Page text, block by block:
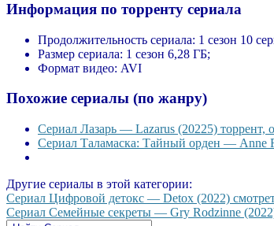
Информация по торренту сериала
Продолжительность сериала: 1 сезон 10
Размер сериала: 1 сезон 6,28 ГБ;
Формат видео: AVI
Похожие сериалы (по жанру)
Сериал Лазарь — Lazarus (20225) торрент,
Сериал Таламаска: Тайный орден — Anne
Другие сериалы в этой категории:
Сериал Цифровой детокс — Detox (2022)
Сериал Семейные секреты — Gry Rodzinne (2022)